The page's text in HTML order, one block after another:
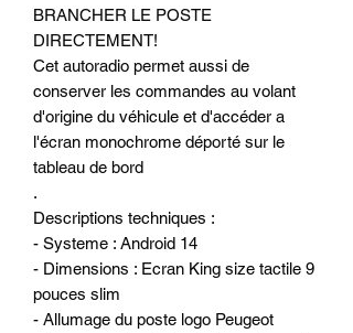
BRANCHER LE POSTE
DIRECTEMENT!
Cet autoradio permet aussi de
conserver les commandes au volant
d'origine du véhicule et d'accéder a
l'écran monochrome déporté sur le
tableau de bord
.
Descriptions techniques :
- Systeme : Android 14
- Dimensions : Ecran King size tactile 9
pouces slim
- Allumage du poste logo Peugeot